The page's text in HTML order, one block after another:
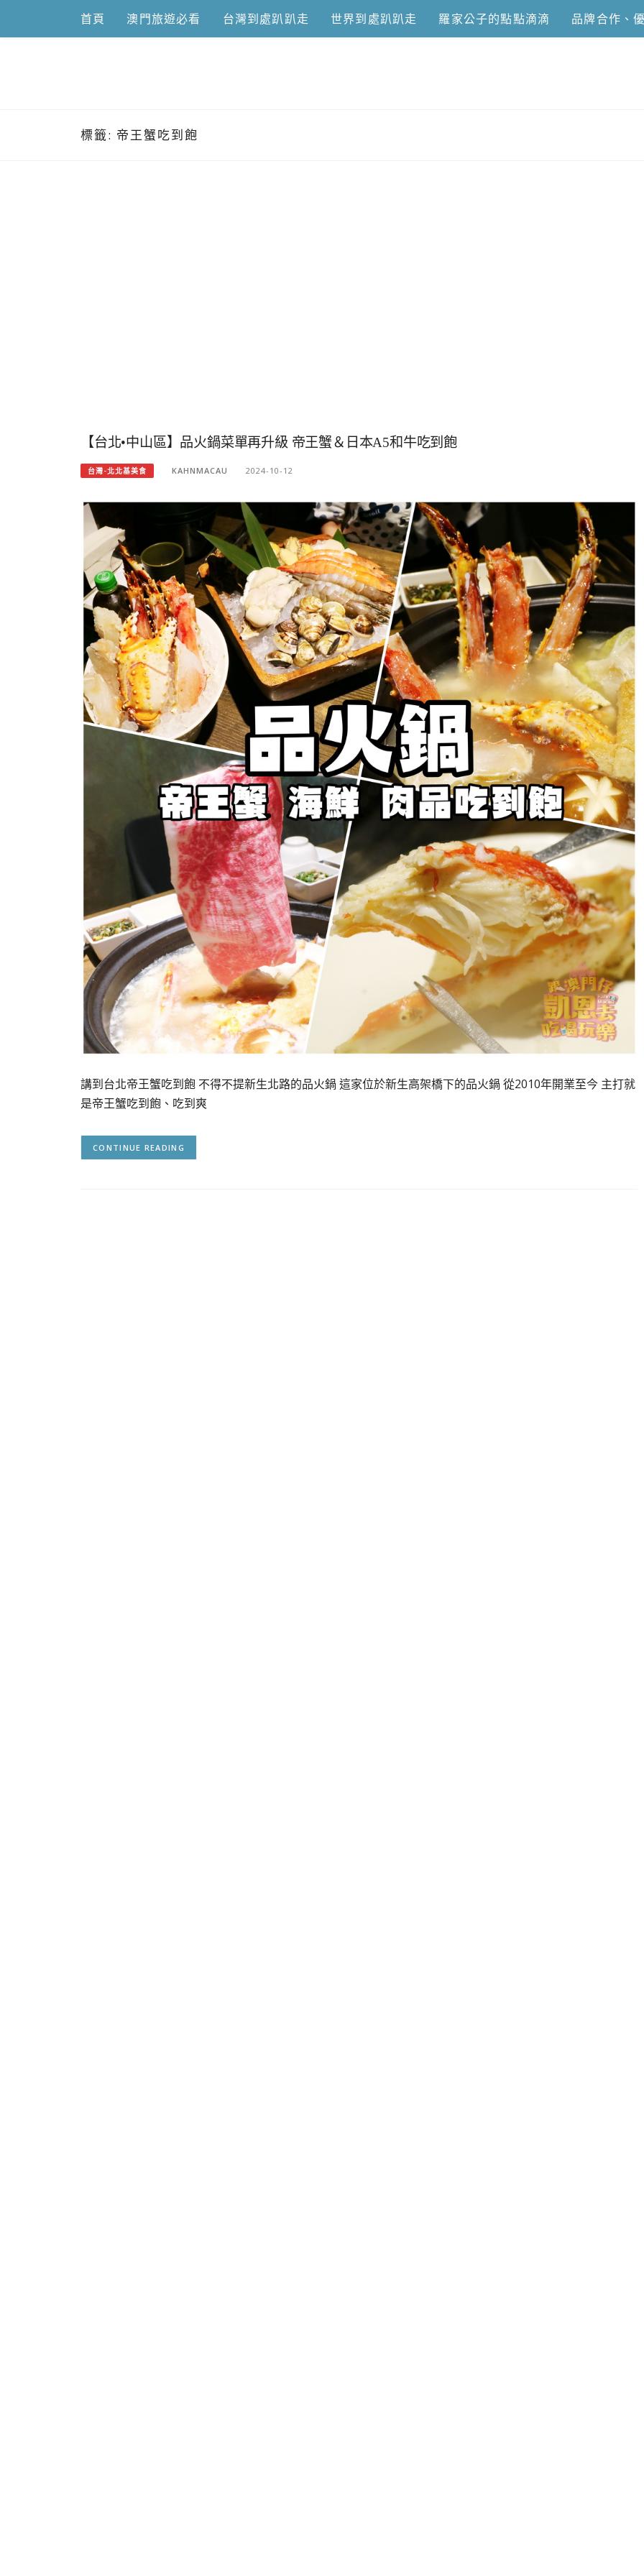
content
首頁 澳門旅遊必看 台灣到處趴趴走 世界到處趴趴走 羅家公子的點點滴滴 品牌合作、
標籤: 帝王蟹吃到飽
【台北•中山區】品火鍋菜單再升級 帝王蟹＆日本A5和牛吃到飽
台灣-北北基美食 KAHNMACAU 2024-10-12
講到台北帝王蟹吃到飽 不得不提新生北路的品火鍋 這家位於新生高架橋下的品火鍋 從2010年開業至今 主打就
是帝王蟹吃到飽、吃到爽
CONTINUE READING